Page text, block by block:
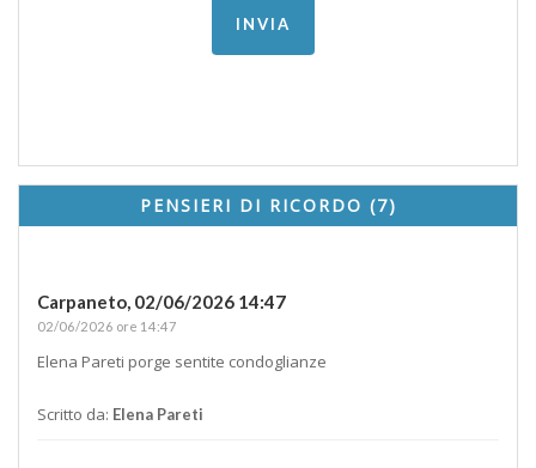
PENSIERI DI RICORDO (7)
Carpaneto, 02/06/2026 14:47
02/06/2026 ore 14:47
Elena Pareti porge sentite condoglianze
Scritto da: Elena Pareti